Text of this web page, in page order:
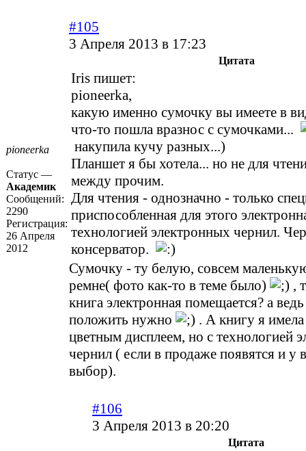
pioneerka
Статус —
Академик
Сообщений:
2290
Регистрация:
26 Апреля
2012
#105
3 Апреля 2013 в 17:23
Цитата
Iris пишет:
pioneerka,
какую именно сумочку вы имеете в
что-то пошла вразнос с сумочками...
накупила кучу разных...)
Планшет я бы хотела... но не для
между прочим.
Для чтения - однозначно - только
приспособленная для этого
технологией электронных чернил.
консерватор.
Сумочку - ту белую, совсем
ремне( фото как-то в теме было)
,
книга электронная помещается? а
положить нужно
. А книгу я
цветным дисплеем, но с технологией
чернил ( если в продаже появятся и у
выбор).
#106
3 Апреля 2013 в 20:20
Цитата